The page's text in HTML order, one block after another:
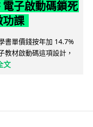
子啟動碼鎖死
功課
書單價錢按年加 14.7%
教材啟動碼這項設計，
文